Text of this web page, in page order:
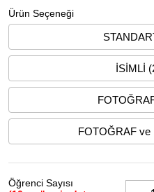
Ürün Seçeneği
İSİMLİ
FOTOĞRAF ve
Öğrenci Sayısı